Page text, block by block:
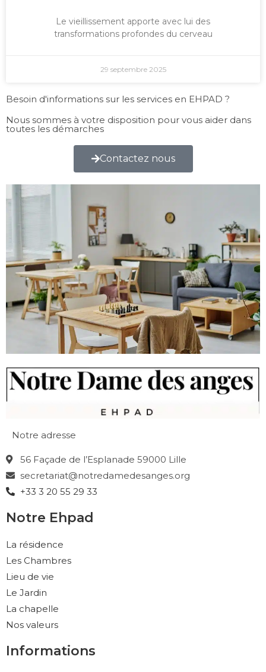
Le vieillissement apporte avec lui des
transformations profondes du cerveau
29 septembre 2025
Besoin d'informations sur les services en EHPAD ?
Nous sommes à votre disposition pour vous aider dans
toutes les démarches
Contactez nous
Notre adresse
56 Façade de l’Esplanade 59000 Lille
secretariat@notredamedesanges.org
+33 3 20 55 29 33
Notre Ehpad
La résidence
Les Chambres
Lieu de vie
Le Jardin
La chapelle
Nos valeurs
Informations